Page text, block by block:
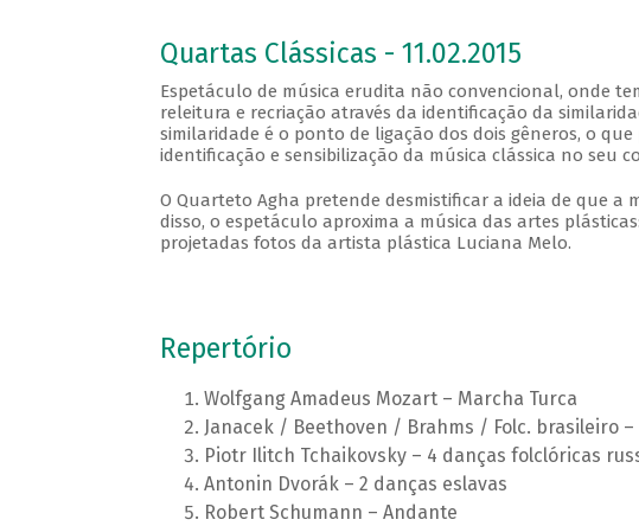
Quartas Clássicas - 11.02.2015
Espetáculo de música erudita não convencional, onde
releitura e recriação através da identificação da
similaridade é o ponto de ligação dos dois gêneros, o
identificação e sensibilização da música clássica no seu
O Quarteto Agha pretende desmistificar a ideia de que a
disso, o espetáculo aproxima a música das artes
projetadas fotos da artista plástica Luciana Melo.
Repertório
Wolfgang Amadeus Mozart – Marcha Turca
Janacek / Beethoven / Brahms / Folc. brasileiro –
Piotr Ilitch Tchaikovsky – 4 danças folclóricas
Antonin Dvorák – 2 danças eslavas
Robert Schumann – Andante